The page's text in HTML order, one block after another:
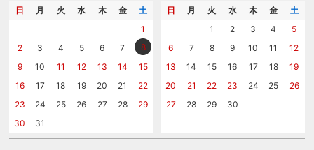
メッセージカード
カタログを請求する
日 月 火 水 木 金
土
1
2
3 4 5 6 7
8
9
10 11 12 13 14
15
16
17 18 19 20 21
22
23
24 25 26 27 28
29
30
31
日 月 火 水 木 金
土
1
2 3 4
5
6
7 8 9 10 11
12
13
14 15 16 17 18
19
20
21 22 23 24 25
26
27
28 29 30